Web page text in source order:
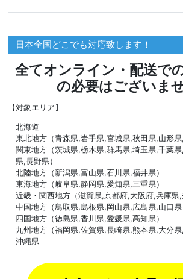
日本全国どこでも対応致します！
全てオンライン・配送で
の必要はございま
【対象エリア】
北海道
東北地方（青森県,岩手県,宮城県,秋田県,山形県,
関東地方（茨城県,栃木県,群馬県,埼玉県,千葉
県,長野県）
北陸地方（新潟県,富山県,石川県,福井県）
東海地方（岐阜県,静岡県,愛知県,三重県）
近畿・関西地方（滋賀県,京都府,大阪府,兵庫県,
中国地方（鳥取県,島根県,岡山県,広島県,山口県
四国地方（徳島県,香川県,愛媛県,高知県）
九州地方（福岡県,佐賀県,長崎県,熊本県,大分県
沖縄県